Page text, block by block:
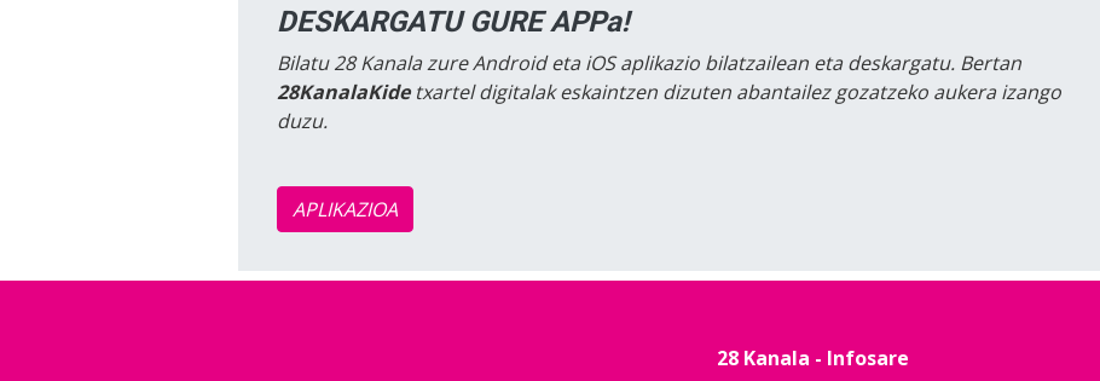
DESKARGATU GURE APPa!
Bilatu 28 Kanala zure Android eta iOS aplikazio bilatzailean eta deskargatu. Bertan
28KanalaKidetxartel digitalak eskaintzen dizuten abantailez gozatzeko aukera izango
duzu.
APLIKAZIOA
28 Kanala - Infosare